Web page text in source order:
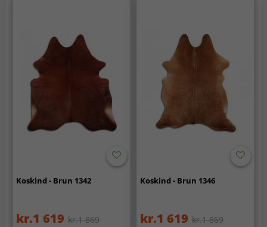
Koskind - Brun 1342
kr.1 619 kr.1 869
Koskind - Brun 1346
kr.1 619 kr.1 869